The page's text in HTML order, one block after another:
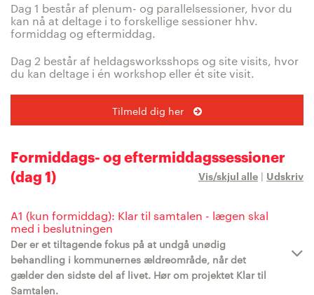
Dag 1 består af plenum- og parallelsessioner, hvor du
kan nå at deltage i to forskellige sessioner hhv.
formiddag og eftermiddag.
Dag 2 består af heldagsworksshops og site visits, hvor
du kan deltage i én workshop eller ét site visit.
Tilmeld dig her
Formiddags- og eftermiddagssessioner
(dag 1)
Vis/skjul alle | Udskriv
A1 (kun formiddag): Klar til samtalen - lægen skal
med i beslutningen
Der er et tiltagende fokus på at undgå unødig
behandling i kommunernes ældreområde, når det
gælder den sidste del af livet. Hør om projektet Klar til
Samtalen.